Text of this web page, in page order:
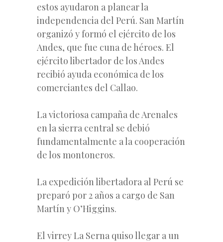
estos ayudaron a planear la
independencia del Perú. San Martín
organizó y formó el ejército de los
Andes, que fue cuna de héroes. El
ejército libertador de los Andes
recibió ayuda económica de los
comerciantes del Callao.
La victoriosa campaña de Arenales
en la sierra central se debió
fundamentalmente a la cooperación
de los montoneros.
La expedición libertadora al Perú se
preparó por 2 años a cargo de San
Martín y O’Higgins.
El virrey La Serna quiso llegar a un